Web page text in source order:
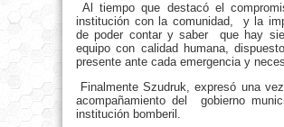
Al tiempo que destacó el
institución con la comunidad, y la
de poder contar y saber que hay
equipo con calidad humana,
presente ante cada emergencia y
Finalmente Szudruk, expresó una
acompañamiento del gobierno
institución bomberil.